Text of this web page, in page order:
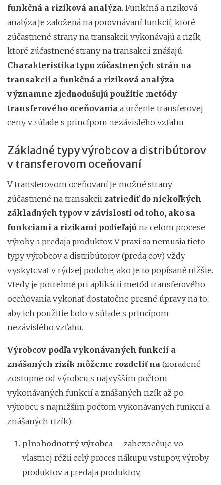
funkčná a riziková analýza. Funkčná a riziková
analýza je založená na porovnávaní funkcií, ktoré
zúčastnené strany na transakcii vykonávajú a rizík,
ktoré zúčastnené strany na transakcii znášajú.
Charakteristika typu zúčastnených strán na
transakcii a funkčná a riziková analýza
významne zjednodušujú použitie metódy
transferového oceňovania a určenie transferovej
ceny v súlade s princípom nezávislého vzťahu.
Základné typy výrobcov a distribútorov
v transferovom oceňovaní
V transferovom oceňovaní je možné strany
zúčastnené na transakcii zatriediť do niekoľkých
základných typov v závislosti od toho, ako sa
funkciami a rizikami podieľajú na celom procese
výroby a predaja produktov. V praxi sa nemusia tieto
typy výrobcov a distribútorov (predajcov) vždy
vyskytovať v rýdzej podobe, ako je to popísané nižšie.
Vtedy je potrebné pri aplikácii metód transferového
oceňovania vykonať dostatočne presné úpravy na to,
aby ich použitie bolo v súlade s princípom
nezávislého vzťahu.
Výrobcov podľa vykonávaných funkcií a
znášaných rizík môžeme rozdeliť na (zoradené
zostupne od výrobcu s najvyšším počtom
vykonávaných funkcií a znášaných rizík až po
výrobcu s najnižším počtom vykonávaných funkcií a
znášaných rizík):
plnohodnotný výrobca – zabezpečuje vo
vlastnej réžii celý proces nákupu vstupov, výroby
produktov a predaja produktov,